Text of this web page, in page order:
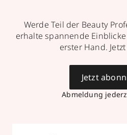
Werde Teil der Beauty
erhalte spannende
erster Hand.
Abmeldung
Jetzt